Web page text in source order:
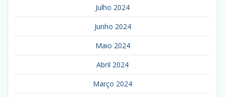
Julho 2024
Junho 2024
Maio 2024
Abril 2024
Março 2024